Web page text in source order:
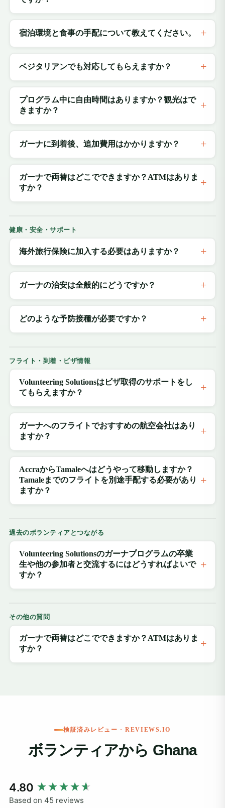
宿泊環境と食事の手配について教えてください。
ベジタリアンでも対応してもらえますか？
プログラム中に自由時間はありますか？観光はで
きますか？
ガーナに到着後、追加費用はかかりますか？
ガーナで両替はどこでできますか？ATMはありま
すか？
健康・安全・サポート
海外旅行保険に加入する必要はありますか？
ガーナの治安は全般的にどうですか？
どのような予防接種が必要ですか？
フライト・到着・ビザ情報
Volunteering Solutionsはビザ取得のサポートをし
てもらえますか？
ガーナへのフライトでおすすめの航空会社はあり
ますか？
AccraからTamaleへはどうやって移動しますか？
Tamaleまでのフライトを別途手配する必要があり
ますか？
過去のボランティアとつながる
Volunteering Solutionsのガーナプログラムの卒業
生や他の参加者と交流するにはどうすればよいで
すか？
その他の質問
ガーナで両替はどこでできますか？ATMはありま
すか？
検証済みレビュー · REVIEWS.IO
ボランティアから Ghana
4.80
Based on 45 reviews
New content loaded